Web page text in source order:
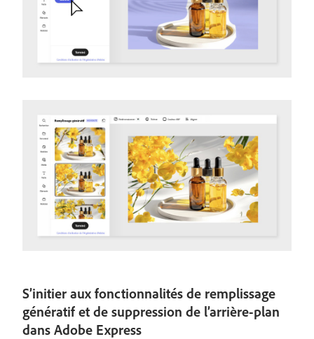
S’initier aux fonctionnalités de remplissage
génératif et de suppression de l’arrière-plan
dans Adobe Express